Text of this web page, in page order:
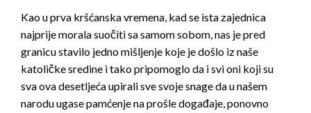
Kao u prva kršćanska vremena, kad se ista zajednica
najprije morala suočiti sa samom sobom, nas je pred
granicu stavilo jedno mišljenje koje je došlo iz naše
katoličke sredine i tako pripomoglo da i svi oni koji su
sva ova desetljeća upirali sve svoje snage da u našem
narodu ugase pamćenje na prošle događaje, ponovno